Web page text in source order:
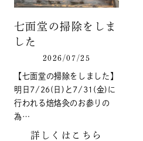
七面堂の掃除をしま
した
2026/07/25
【七面堂の掃除をしました】
明日7/26(日)と7/31(金)に
行われる焙烙灸のお参りの
為…
詳しくはこちら